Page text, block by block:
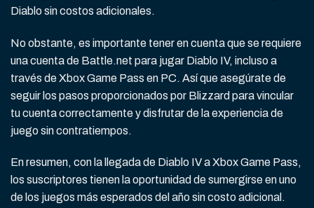
Diablo sin costos adicionales.
No obstante, es importante tener en cuenta que se requiere
una cuenta de Battle.net para jugar Diablo IV, incluso a
través de Xbox Game Pass en PC. Así que asegúrate de
seguir los pasos proporcionados por Blizzard para vincular
tu cuenta correctamente y disfrutar de la experiencia de
juego sin contratiempos.
En resumen, con la llegada de Diablo IV a Xbox Game Pass,
los suscriptores tienen la oportunidad de sumergirse en uno
de los juegos más esperados del año sin costo adicional.